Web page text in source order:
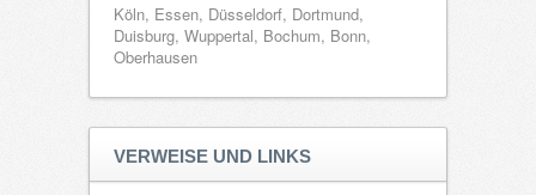
Köln, Essen, Düsseldorf, Dortmund,
Duisburg, Wuppertal, Bochum, Bonn,
Oberhausen
VERWEISE UND LINKS